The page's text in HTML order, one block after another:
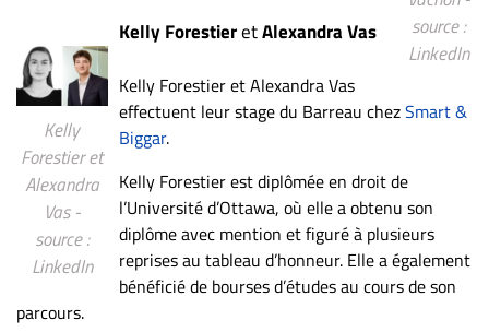
source :
LinkedIn
Kelly
Forestier et
Alexandra
Vas -
source :
LinkedIn
Kelly ForestieretAlexandra Vas
Kelly Forestier et Alexandra Vas
effectuent leur stage du Barreau chezSmart &
Biggar.
Kelly Forestier est diplômée en droit de
l’Université d’Ottawa, où elle a obtenu son
diplôme avec mention et figuré à plusieurs
reprises au tableau d’honneur. Elle a également
bénéficié de bourses d’études au cours de son
parcours.